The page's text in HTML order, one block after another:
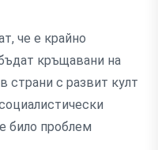
че е крайно
кръщавани на
страни с развит култ
било проблем